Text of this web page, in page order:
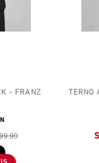
- FRANZ
TERNO